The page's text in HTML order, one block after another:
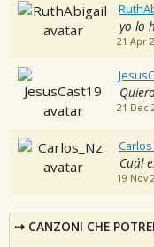
yo lo
21 Apr
21 Dec
Cuál
19 Nov
CANZONI CHE